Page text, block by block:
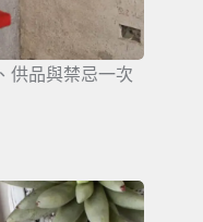
供品與禁忌一次